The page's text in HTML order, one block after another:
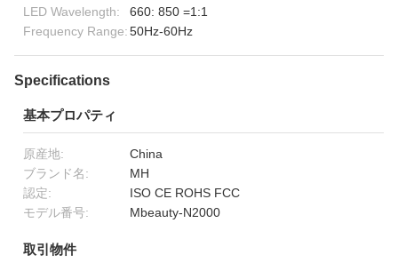
LED Wavelength:
660: 850 =1:1
Frequency Range:50Hz-60Hz
Specifications
基本プロパティ
原産地:
China
ブランド名:
MH
認定:
ISO CE ROHS FCC
モデル番号:
Mbeauty-N2000
取引物件